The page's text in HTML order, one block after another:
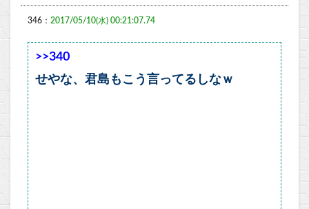
346： 2017/05/10(水) 00:21:07.74
>>340
せやな、君島もこう言ってるしなｗ